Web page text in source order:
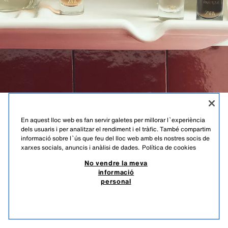
CHAPTER
DISCOVERY SET
DISCOVERY SET
7,98 EUR -80%*
En aquest lloc web es fan servir galetes per millorar l`experiència
dels usuaris i per analitzar el rendiment i el tràfic. També compartim
informació sobre l`ús que feu del lloc web amb els nostres socis de
xarxes socials, anuncis i anàlisi de dades. Política de cookies
No vendre la meva
informació
personal